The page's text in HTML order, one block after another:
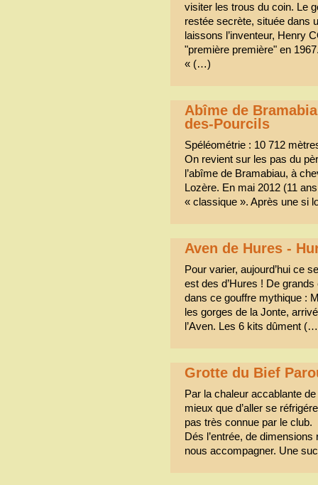
visiter les trous du coin. Le
restée secrète, située dans
laissons l’inventeur, Henry
"première première" en
« (…)
Abîme de
des-Pourcils
Spéléométrie : 10 712
On revient sur les pas du
l’abîme de Bramabiau, à
Lozère. En mai 2012 (11
« classique ». Après une si
Aven de Hures -
Pour varier, aujourd’hui ce
est des d’Hures ! De
dans ce gouffre mythique :
les gorges de la Jonte,
l’Aven. Les 6 kits dûment
Grotte du Bief
Par la chaleur accablante
mieux que d’aller se
pas très connue par le club.
Dés l’entrée, de
nous accompagner. Une